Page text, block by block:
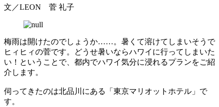
文／LEON 菅 礼子
梅雨は開けたのでしょうか……。暑くて溶けてしまいそうで
ヒィヒィの菅です。どうせ暑いならハワイに行ってしまいた
い！ということで、都内でハワイ気分に浸れるプランをご紹
介します。
伺ってきたのは北品川にある「東京マリオットホテル」で
す。